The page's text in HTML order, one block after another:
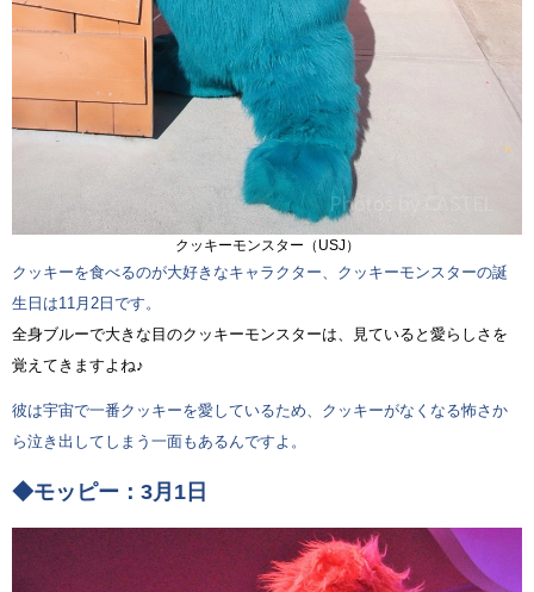
クッキーモンスター（USJ）
クッキーを食べるのが大好きなキャラクター、クッキーモンスターの誕
生日は11月2日です。
全身ブルーで大きな目のクッキーモンスターは、見ていると愛らしさを
覚えてきますよね♪
彼は宇宙で一番クッキーを愛しているため、クッキーがなくなる怖さか
ら泣き出してしまう一面もあるんですよ。
◆モッピー：3月1日